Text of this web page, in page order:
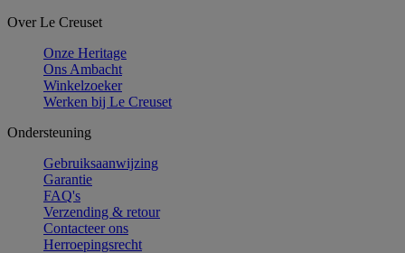
Over Le Creuset
Onze Heritage
Ons Ambacht
Winkelzoeker
Werken bij Le Creuset
Ondersteuning
Gebruiksaanwijzing
Garantie
FAQ's
Verzending & retour
Contacteer ons
Herroepingsrecht